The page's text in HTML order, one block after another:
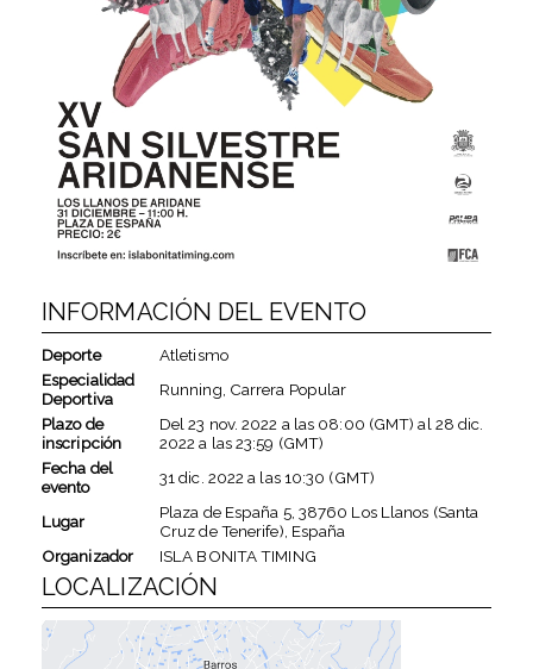
INFORMACIÓN DEL EVENTO
Deporte
Atletismo
Especialidad
Deportiva
Running, Carrera Popular
Plazo de
inscripción
Del23 nov. 2022 a las 08:00 (GMT) al 28 dic.
2022 a las23:59 (GMT)
Fecha del
evento
31 dic. 2022 a las10:30 (GMT)
Lugar
Plaza de España 5, 38760 Los Llanos (Santa
Cruz de Tenerife), España
Organizador
ISLA BONITA TIMING
LOCALIZACIÓN